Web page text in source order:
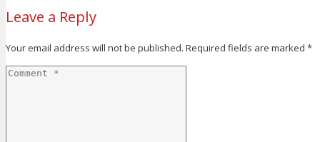
Leave a Reply
Your email address will not be published. Required fields are marked *